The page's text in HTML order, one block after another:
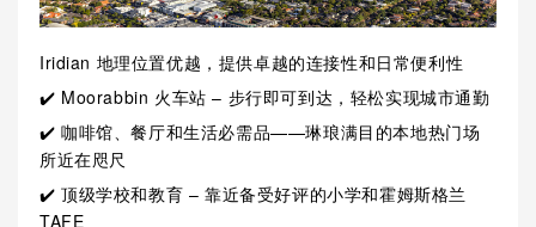
Iridian 地理位置优越，提供卓越的连接性和日常便利性
✔️ Moorabbin 火车站 – 步行即可到达，轻松实现城市通勤
✔️ 咖啡馆、餐厅和生活必需品——琳琅满目的本地热门场
所近在咫尺
✔️ 顶级学校和教育 – 靠近备受好评的小学和霍姆斯格兰
TAFE